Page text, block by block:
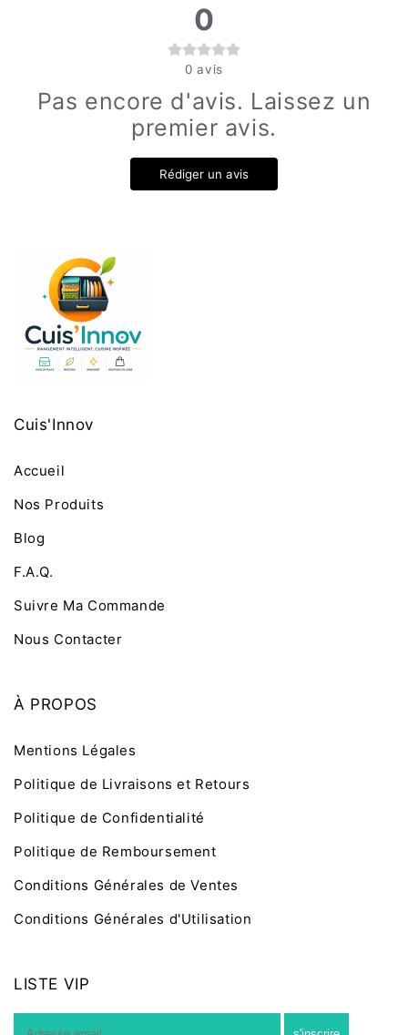
0
0 avis
Pas encore d'avis. Laissez un
premier avis.
Rédiger un avis
Cuis'Innov
Accueil
Nos Produits
Blog
F.A.Q.
Suivre Ma Commande
Nous Contacter
À PROPOS
Mentions Légales
Politique de Livraisons et Retours
Politique de Confidentialité
Politique de Remboursement
Conditions Générales de Ventes
Conditions Générales d'Utilisation
LISTE VIP